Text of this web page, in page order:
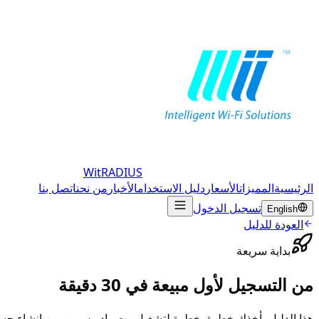
WitRADIUS
الرئيسيةالمميزاتالأسعار دليل الاستخدامالأخبار من نحناتصل بنا
English
تسجيل الدخول
العودة للدليل
بداية سريعة
من التسجيل لأول مبيعة في 30 دقيقة